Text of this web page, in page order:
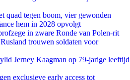
quad tegen boom, vier gewonden
hem in 2028 opvolgt
in zware Ronde van Polen-rit
trouwen soldaten voor
Jerney Kaagman op 79-jarige leeftijd
exclusieve early access tot